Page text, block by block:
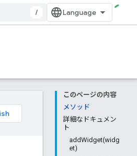
/
このページの内容
メソッド
詳細なドキュメン
ト
addWidget(widg
et)